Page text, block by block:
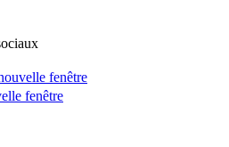
fenêtre
fenêtre